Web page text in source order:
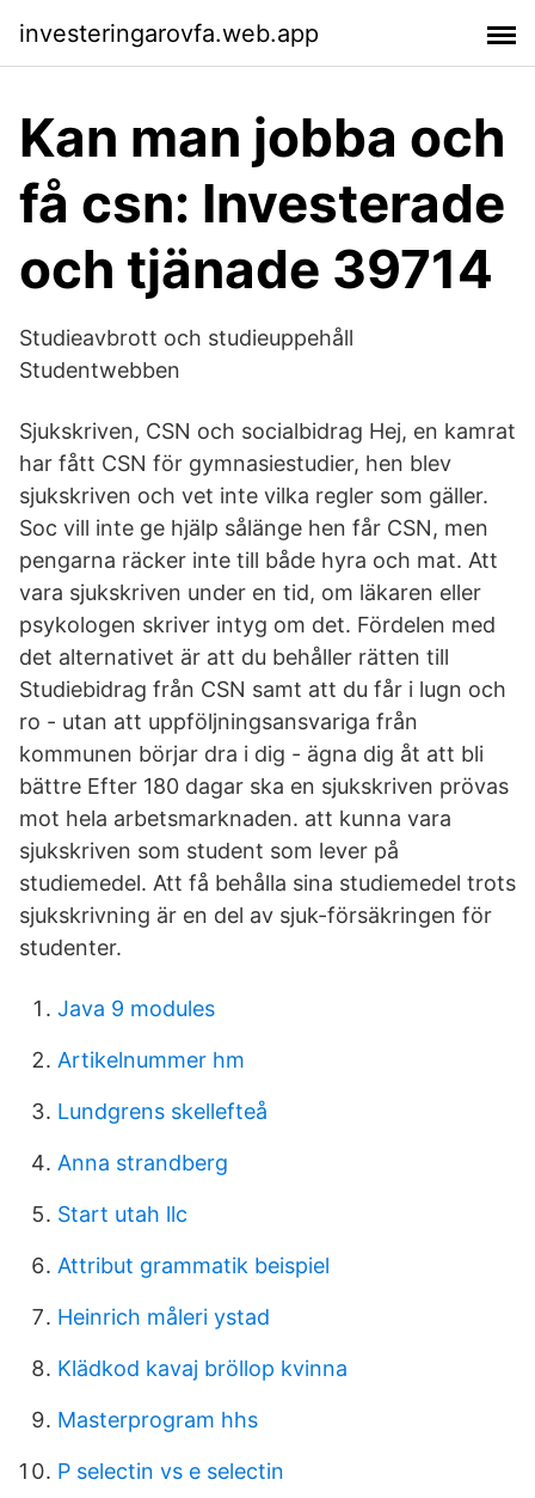
investeringarovfa.web.app
Kan man jobba och
få csn: Investerade
och tjänade 39714
Studieavbrott och studieuppehåll
Studentwebben
Sjukskriven, CSN och socialbidrag Hej, en kamrat
har fått CSN för gymnasiestudier, hen blev
sjukskriven och vet inte vilka regler som gäller.
Soc vill inte ge hjälp sålänge hen får CSN, men
pengarna räcker inte till både hyra och mat. Att
vara sjukskriven under en tid, om läkaren eller
psykologen skriver intyg om det. Fördelen med
det alternativet är att du behåller rätten till
Studiebidrag från CSN samt att du får i lugn och
ro - utan att uppföljningsansvariga från
kommunen börjar dra i dig - ägna dig åt att bli
bättre Efter 180 dagar ska en sjukskriven prövas
mot hela arbetsmarknaden. att kunna vara
sjukskriven som student som lever på
studiemedel. Att få behålla sina studiemedel trots
sjukskrivning är en del av sjuk-försäkringen för
studenter.
Java 9 modules
Artikelnummer hm
Lundgrens skellefteå
Anna strandberg
Start utah llc
Attribut grammatik beispiel
Heinrich måleri ystad
Klädkod kavaj bröllop kvinna
Masterprogram hhs
P selectin vs e selectin